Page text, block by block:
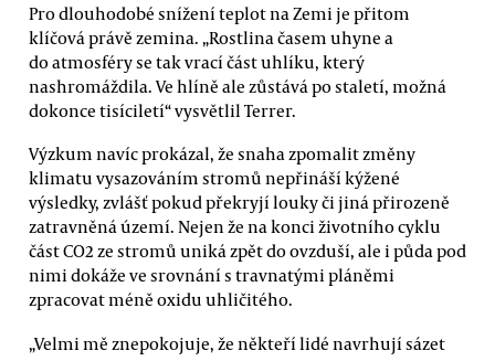
Pro dlouhodobé snížení teplot na Zemi je přitom
klíčová právě zemina. „Rostlina časem uhyne a
do atmosféry se tak vrací část uhlíku, který
nashromáždila. Ve hlíně ale zůstává po staletí, možná
dokonce tisíciletí“ vysvětlil Terrer.
Výzkum navíc prokázal, že snaha zpomalit změny
klimatu vysazováním stromů nepřináší kýžené
výsledky, zvlášť pokud překryjí louky či jiná přirozeně
zatravněná území. Nejen že na konci životního cyklu
část CO2 ze stromů uniká zpět do ovzduší, ale i půda pod
nimi dokáže ve srovnání s travnatými pláněmi
zpracovat méně oxidu uhličitého.
„Velmi mě znepokojuje, že někteří lidé navrhují sázet